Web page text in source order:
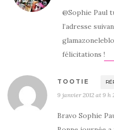
@Sophie Paul
l’adresse
félicitations !
TOOTIE
9 janvier 2012 at 9 h
Bravo Sophie